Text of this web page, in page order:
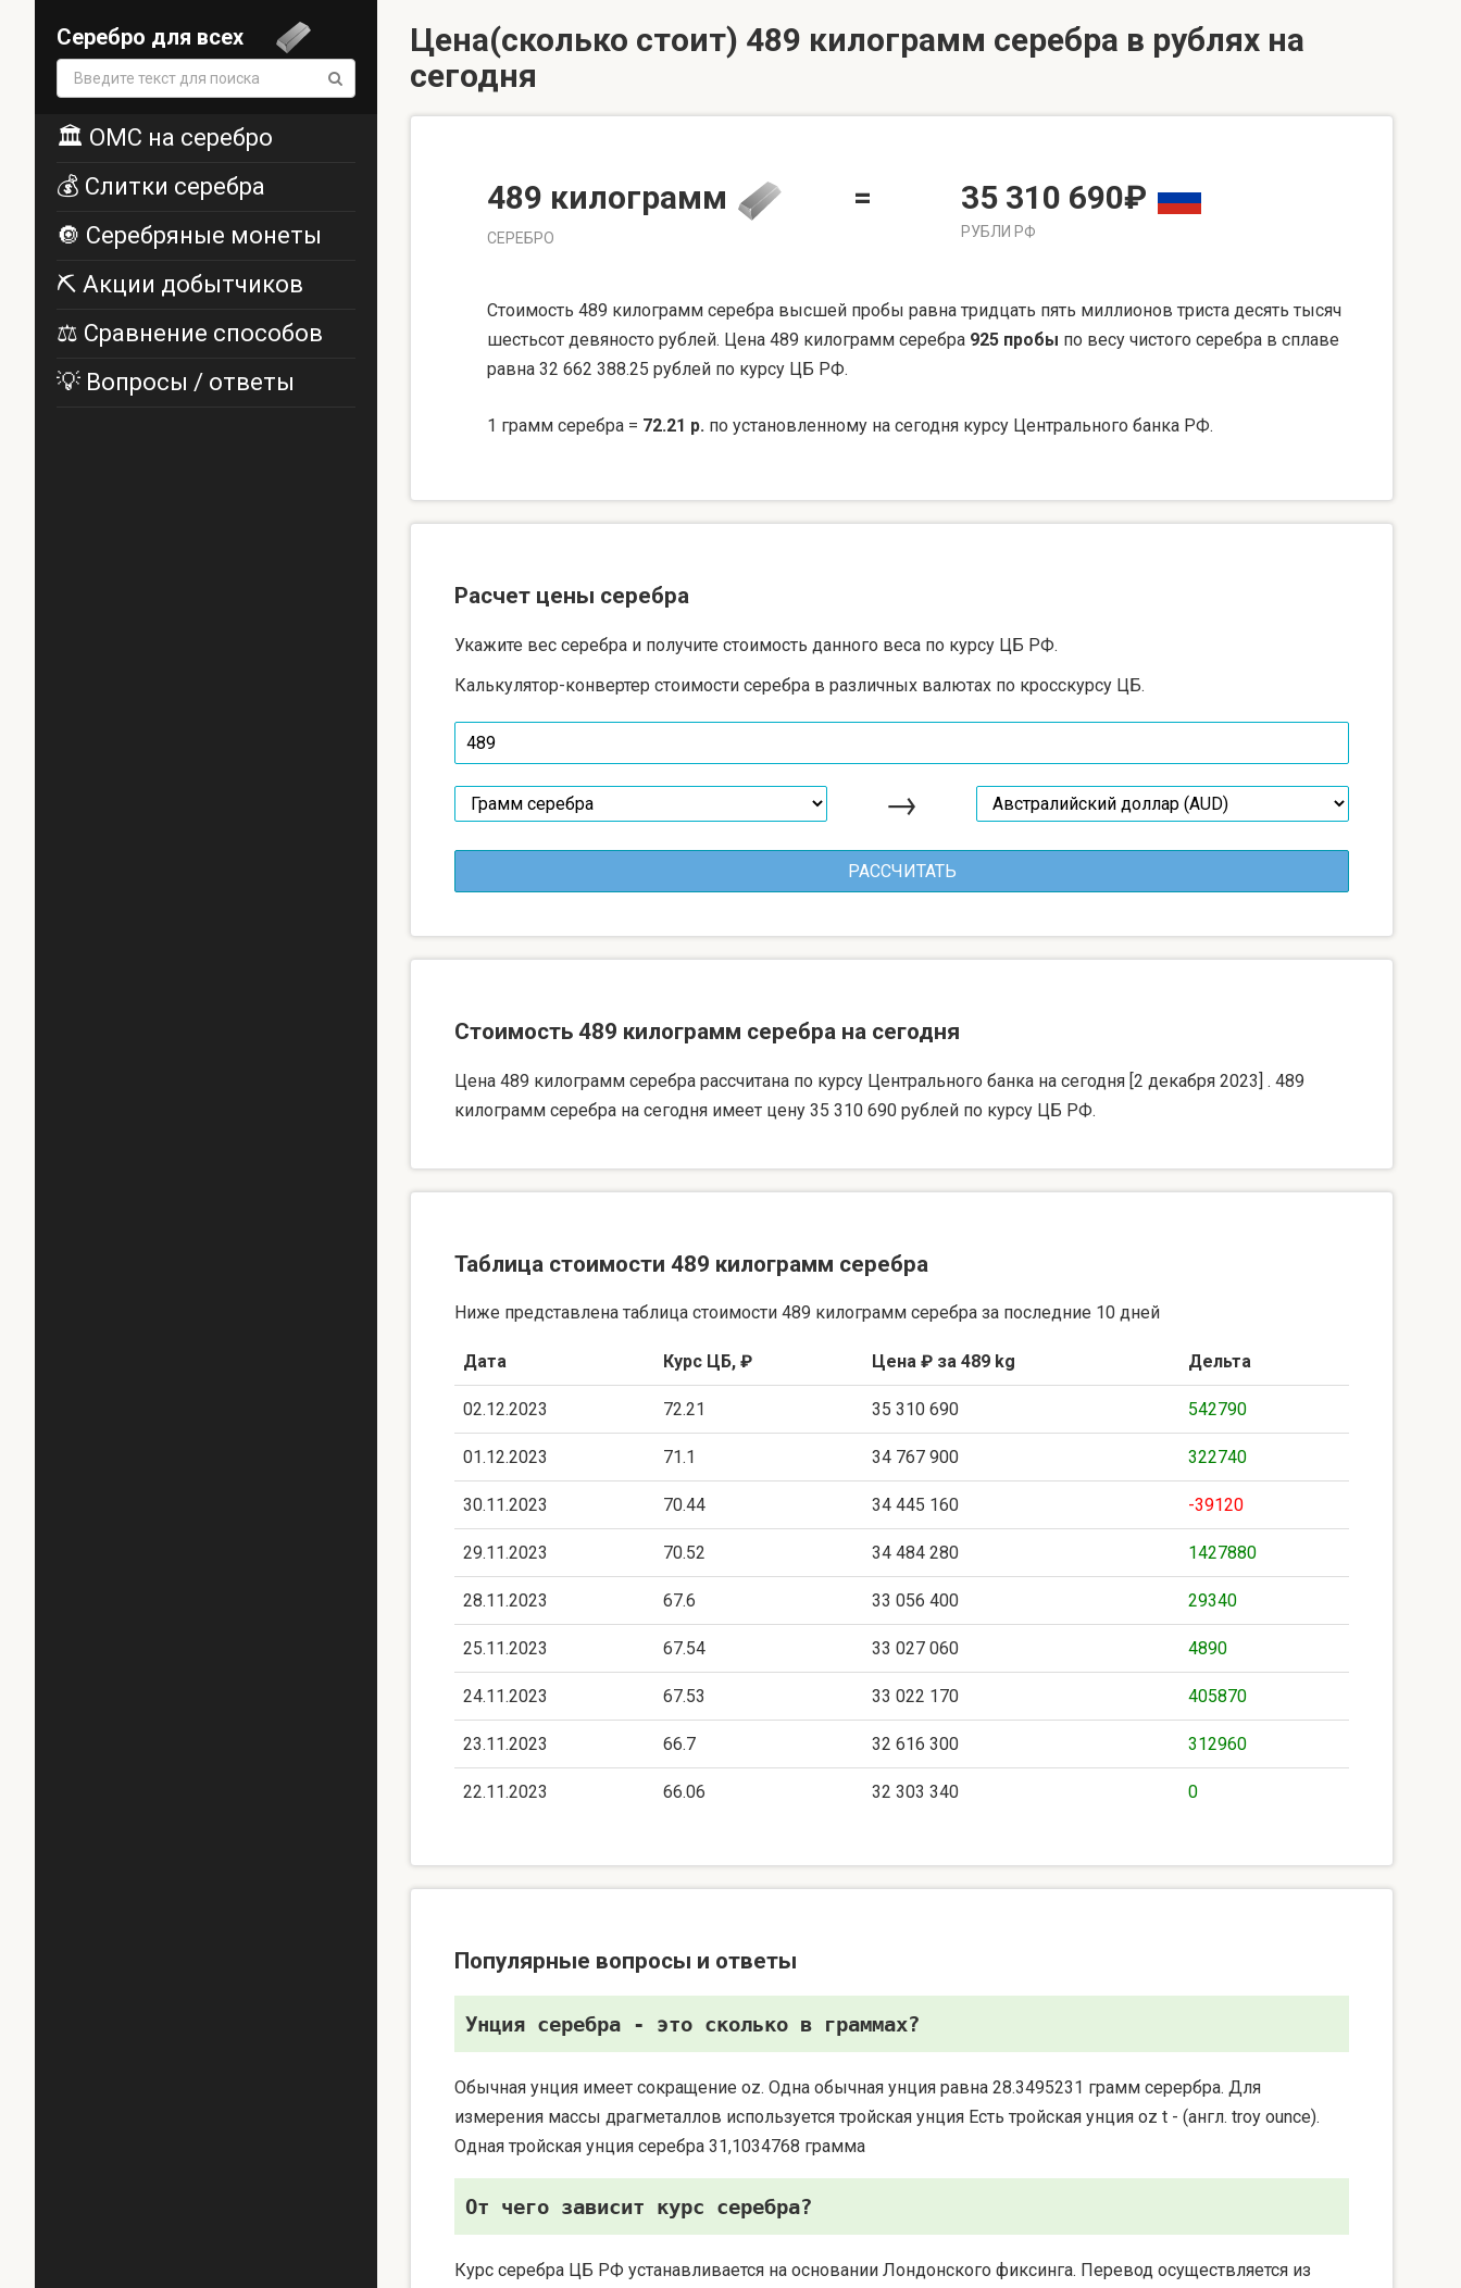
Серебро для всех
Поиск:
🏛️ ОМС на серебро
💰 Слитки серебра
🔘 Серебряные монеты
⛏️ Акции добытчиков
⚖️ Сравнение способов
💡 Вопросы / ответы
Цена(сколько стоит) 489 килограмм серебра в рублях на
сегодня
489 килограмм
СЕРЕБРО
= 35 310 690₽
РУБЛИ РФ
Стоимость 489 килограмм серебра высшей пробы равна тридцать пять миллионов триста десять тысяч
шестьсот девяносто рублей. Цена 489 килограмм серебра 925 пробы по весу чистого серебра в сплаве
равна 32 662 388.25 рублей по курсу ЦБ РФ.
1 грамм серебра = 72.21 р. по установленному на сегодня курсу Центрального банка РФ.
Расчет цены серебра
Укажите вес серебра и получите стоимость данного веса по курсу ЦБ РФ.
Калькулятор-конвертер стоимости серебра в различных валютах по кросскурсу ЦБ.
→
Стоимость 489 килограмм серебра на сегодня
Цена 489 килограмм серебра рассчитана по курсу Центрального банка на сегодня [2 декабря 2023] . 489
килограмм серебра на сегодня имеет цену 35 310 690 рублей по курсу ЦБ РФ.
Таблица стоимости 489 килограмм серебра
Ниже представлена таблица стоимости 489 килограмм серебра за последние 10 дней
Дата Курс ЦБ, ₽ Цена ₽ за 489 kg Дельта
02.12.2023 72.21 35 310 690 542790
01.12.2023 71.1 34 767 900 322740
30.11.2023 70.44 34 445 160 -39120
29.11.2023 70.52 34 484 280 1427880
28.11.2023 67.6 33 056 400 29340
25.11.2023 67.54 33 027 060 4890
24.11.2023 67.53 33 022 170 405870
23.11.2023 66.7 32 616 300 312960
22.11.2023 66.06 32 303 340 0
Популярные вопросы и ответы
Унция серебра - это сколько в граммах?
Обычная унция имеет сокращение oz. Одна обычная унция равна 28.3495231 грамм серербра. Для
измерения массы драгметаллов используется тройская унция Есть тройская унция oz t - (англ. troy ounce).
Одная тройская унция серебра 31,1034768 грамма
От чего зависит курс серебра?
Курс серебра ЦБ РФ устанавливается на основании Лондонского фиксинга. Перевод осуществляется из